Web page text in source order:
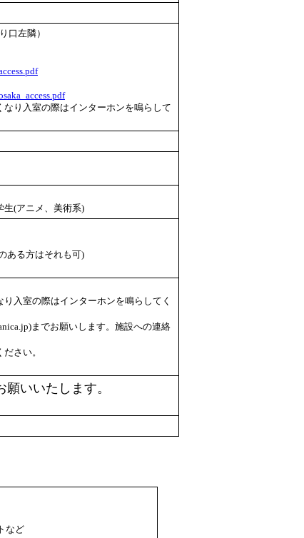
口左隣）
り入室の際はインターホンを鳴らして
生(アニメ、美術系)
ある方はそれも可)
入室の際はインターホンを鳴らしてく
までお願いします。施設への連絡
さい。
願いいたします。
など